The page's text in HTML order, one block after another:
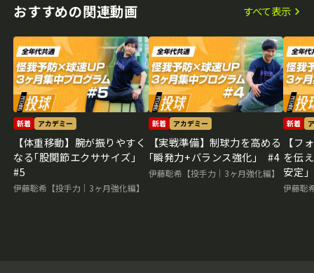
おすすめの関連動画 すべて表示
新着 アカデミー
【体重移動】腕が振りやすく
なる｢股関節エクササイズ｣
#5
伊藤聡希【投手力｜3ヶ月強化編】
新着 アカデミー
【実戦準備】制球力を高める
｢瞬発力+バランス強化｣ #4
伊藤聡希【投手力｜3ヶ月強化編】
新着
【フ
を伝
安定
伊藤聡